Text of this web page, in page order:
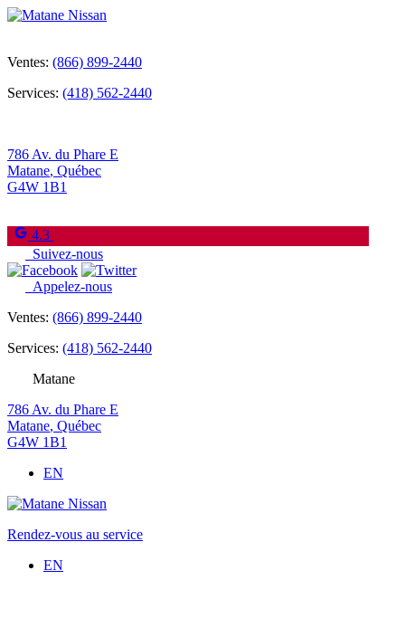
Ventes: (866) 899-2440
Services: (418) 562-2440
786 Av. du Phare E
Matane, Québec
G4W 1B1
4.3
Suivez-nous
Appelez-nous
Ventes: (866) 899-2440
Services: (418) 562-2440
Matane
786 Av. du Phare E
Matane, Québec
G4W 1B1
EN
Rendez-vous au service
EN